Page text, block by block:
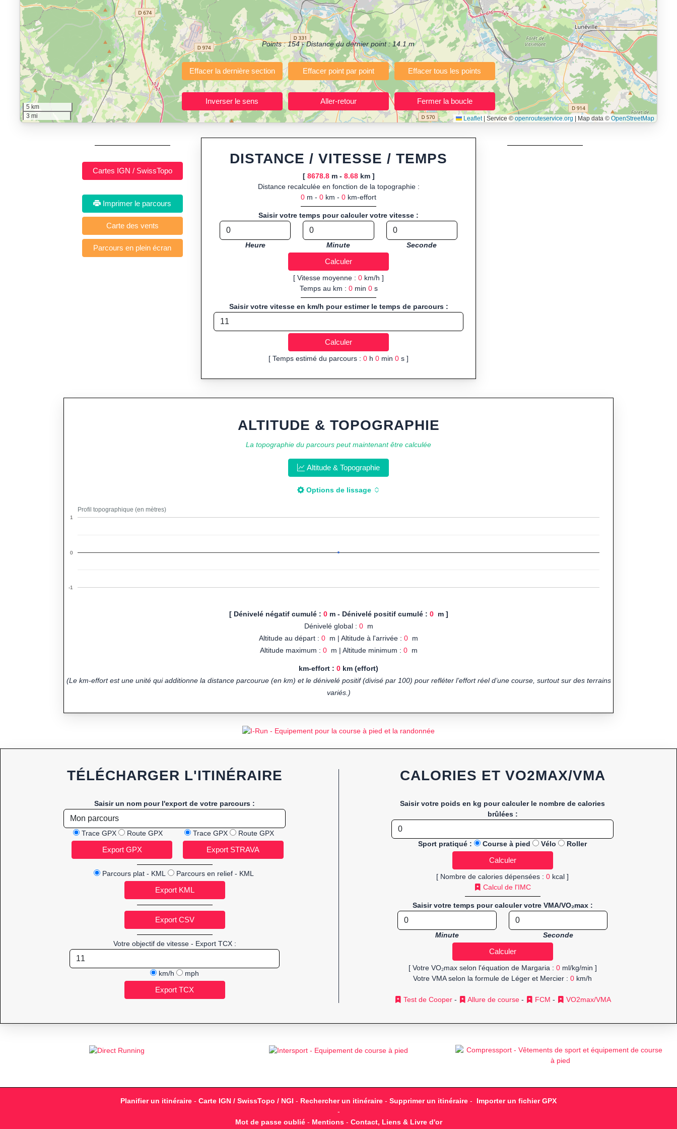
"Calcul d'itinéraires"est un outil gratuit et sans inscription permettant de planifier et analyser vos parcours sportifs (jogging, course à pied, vélo, VTT, randonnée, roller, équitation) directement dans
votre navigateur.
Fonctionnalités principales :tracé interactif point par point ou import de fichier GPX, calcul instantané de la distance (ajustée à la topographie), de la vitesse et du temps estimé, profil d’élévation
avec options de lissage, export en trace GPX, route GPX, KML (plat ou relief) et TCX, ainsi que calculs intégrés de calories dépensées, de VO₂max/VMA et d’IMC.
Public cible :strong> sportifs de loisir et compétiteurs préparant entraînements et parcours, organisateurs d’événements partageant leurs itinéraires, et utilisateurs de GPS souhaitant charger leurs
trajets à l’avance.
Sports et activités disponibles :Footing (jogging), course à pied, cyclisme (vélo), VTT, randonnée, roller et équitation.
Points :154- Distance du dernier point :14.1m
5 km
3 mi
Leaflet Service ©openrouteservice.org | Map data ©OpenStreetMap
Imprimer le parcours
DISTANCE / VITESSE / TEMPS
[ 8678.8m - 8.68km ]
Distance recalculée en fonction de la topographie :
0 m - 0 km - 0 km-effort
Saisir votre temps pour calculer votre vitesse :
Heure Minute Seconde
[ Vitesse moyenne : 0 km/h ]
Temps au km : 0min 0s
Saisir votre vitesse en km/h pour estimer le temps de parcours :
[ Temps estimé du parcours : 0 h 0 min 0 s ]
ALTITUDE & TOPOGRAPHIE
La topographie du parcours peut maintenant être calculée
Altitude & Topographie
Options de lissage
Profil topographique (en mètres)
-1
0
1
[ Dénivelé négatif cumulé : 0m - Dénivelé positif cumulé : 0m ]
Dénivelé global : 0m
Altitude au départ : 0 m | Altitude à l'arrivée : 0 m
Altitude maximum : 0m | Altitude minimum : 0m
km-effort : 0 km (effort)
(Le km-effort est une unité qui additionne la distance parcourue (en km) et le dénivelé positif (divisé par 100) pour refléter l’effort réel d’une course, surtout sur des terrains
variés.)
TÉLÉCHARGER L'ITINÉRAIRE
Saisir un nom pour l'export de votre parcours :
Trace GPX Route GPX Trace GPX Route GPX
Parcours plat - KML Parcours en relief - KML
Votre objectif de vitesse - Export TCX :
km/h mph
CALORIES ET VO2MAX/VMA
Saisir votre poids en kg pour calculer le nombre de calories
brûlées :
Sport pratiqué : Course à pied Vélo Roller
[ Nombre de calories dépensées : 0 kcal ]
Calcul de l'IMC
Saisir votre temps pour calculer votre VMA/VO₂max :
Minute Seconde
[ Votre VO₂max selon l'équation de Margaria : 0ml/kg/min ]
Votre VMA selon la formule de Léger et Mercier : 0 km/h
Test de Cooper- Allure de course- FCM - VO2max/VMA
Planifier un itinéraire - Carte IGN / SwissTopo / NGI - Rechercher un itinéraire - Supprimer un itinéraire - Importer un fichier GPX
-
Mot de passe oublié- Mentions- Contact, Liens & Livre d'or